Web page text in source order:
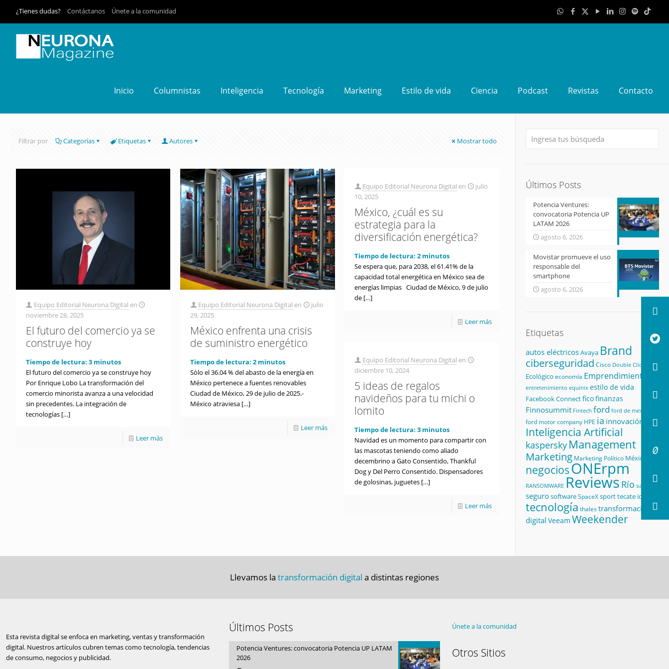
¿Tienes dudas? Contáctanos Únete a la comunidad
Inicio Columnistas Inteligencia Tecnología Marketing Estilo de vida Ciencia Podcast Revistas Contacto
Filtrar por Categorías Etiquetas Autores Mostrar todo
Equipo Editorial Neurona Digital en
noviembre 28, 2025
El futuro del comercio ya se
construye hoy
Tiempo de lectura: 3 minutos
El futuro del comercio ya se construye hoy
Por Enrique Lobo La transformación del
comercio minorista avanza a una velocidad
sin precedentes. La integración de
tecnologías[…]
Leer más
Equipo Editorial Neurona Digital en
julio
29, 2025
México enfrenta una crisis
de suministro energético
Tiempo de lectura:2 minutos
Sólo el 36.04 % del abasto de la energía en
México pertenece a fuentes renovables
Ciudad de México, 29 de julio de 2025.-
México atraviesa […]
Leer más
Equipo Editorial Neurona Digital en
julio
10, 2025
México, ¿cuál es su
estrategia para la
diversificación energética?
Tiempo de lectura:2 minutos
Se espera que, para 2038, el 61.41% de la
capacidad total energética en México sea de
energías limpias Ciudad de México, 9 de julio
de […]
Leer más
Equipo Editorial Neurona Digital en
diciembre 10, 2024
5 ideas de regalos
navideños para tu michi o
lomito
Tiempo de lectura:3 minutos
Navidad es un momento para compartir con
las mascotas teniendo como aliado
decembrino a Gato Consentido, Thankful
Dog y Del Perro Consentido. Dispensadores
de golosinas, juguetes […]
Leer más
Últimos Posts
Potencia Ventures:
convocatoria Potencia UP
LATAM 2026
agosto 6, 2026
Movistar promueve el uso
responsable del
smartphone
agosto 6, 2026
Etiquetas
autos eléctricosAvaya Brand
ciberseguridad Cisco Double Click
Ecológico economía Emprendimiento
entretenimiento equinix estilo de vida
Facebook Connectficofinanzas
Finnosummit Fintech ford ford de mexico
ford motor company HPE ia innovación
Inteligencia Artificial
kaspersky Management
Marketing Marketing Político México
negociosONErpm
RANSOMWARE Reviews Río salud
segurosoftwareSpaceXsporttecate id
tecnología thalestransformación
digital Veeam Weekender
Llevamos la transformación digital a distintas regiones
Esta revista digital se enfoca en marketing, ventas y transformación
digital. Nuestros artículos cubren temas como tecnología, tendencias
de consumo, negocios y publicidad.
Últimos Posts
Potencia Ventures: convocatoria Potencia UP LATAM
2026
Únete a la comunidad
Otros Sitios